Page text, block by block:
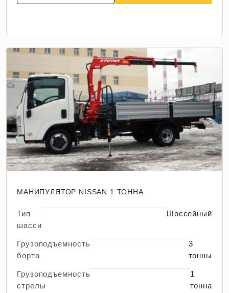
МАНИПУЛЯТОР NISSAN 1 ТОННА
Тип
шасси
Шоссейный
Грузоподъемность
борта
3
тонны
Грузоподъемность
стрелы
1
тонна